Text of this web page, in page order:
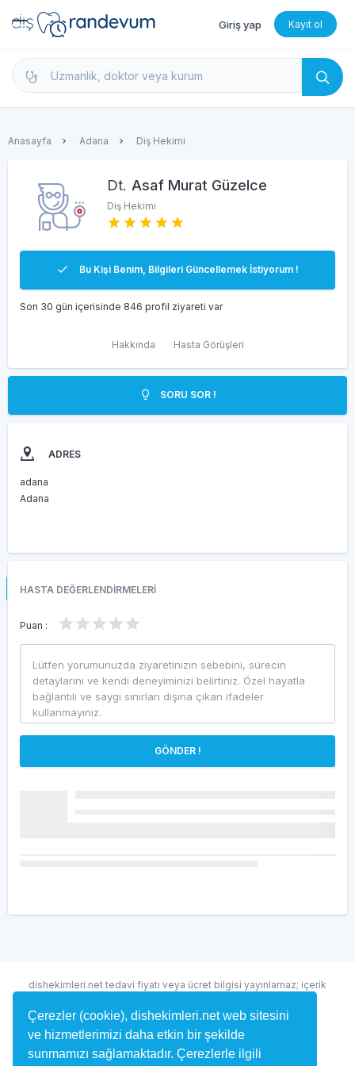
Çerezler (cookie), dishekimleri.net web sitesini
ve hizmetlerimizi daha etkin bir şekilde
sunmamızı sağlamaktadır. Çerezlerle ilgili
dishekimleri.net - Diş Hekimi Bul, Yorumları İncele
Giriş yap Kayıt ol
Anasayfa Adana Diş Hekimi
Dt. Asaf Murat Güzelce
Diş Hekimi
Bu Kişi Benim, Bilgileri Güncellemek İstiyorum !
Son 30 gün içerisinde 846 profil ziyareti var
Hakkında Hasta Görüşleri
SORU SOR !
ADRES
adana
Adana
HASTA DEĞERLENDİRMELERİ
Puan :
GÖNDER !
dishekimleri.net tedavi fiyatı veya ücret bilgisi yayınlamaz; içerik